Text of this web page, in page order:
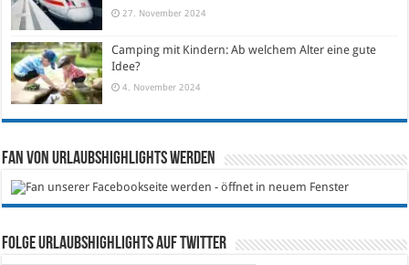
27. November 2024
Camping mit Kindern: Ab welchem Alter eine gute
Idee?
4. November 2024
Fan von Urlaubshighlights werden
Folge Urlaubshighlights auf Twitter